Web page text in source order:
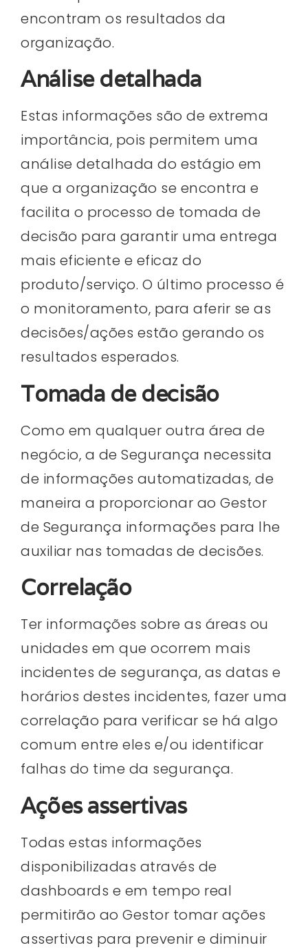
encontram os resultados da
organização.
Análise detalhada
Estas informações são de extrema
importância, pois permitem uma
análise detalhada do estágio em
que a organização se encontra e
facilita o processo de tomada de
decisão para garantir uma entrega
mais eficiente e eficaz do
produto/serviço. O último processo é
o monitoramento, para aferir se as
decisões/ações estão gerando os
resultados esperados.
Tomada de decisão
Como em qualquer outra área de
negócio, a de Segurança necessita
de informações automatizadas, de
maneira a proporcionar ao Gestor
de Segurança informações para lhe
auxiliar nas tomadas de decisões.
Correlação
Ter informações sobre as áreas ou
unidades em que ocorrem mais
incidentes de segurança, as datas e
horários destes incidentes, fazer uma
correlação para verificar se há algo
comum entre eles e/ou identificar
falhas do time da segurança.
Ações assertivas
Todas estas informações
disponibilizadas através de
dashboards e em tempo real
permitirão ao Gestor tomar ações
assertivas para prevenir e diminuir